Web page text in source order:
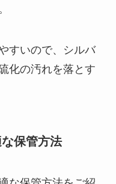
すいので、シルバ
化の汚れを落とす
保管方法